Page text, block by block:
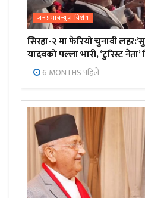
जनप्रभाबन्युज विशेष
सिरहा-२ मा फेरियो चुनावी
यादवको पल्ला भारी, ‘टुरिस्ट
6 MONTHS पहिले